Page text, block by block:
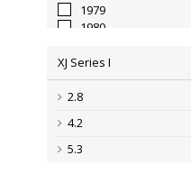
1979
1980
1982
1983
1984
1985
1986
1987
XJ Series I
2.8
4.2
5.3